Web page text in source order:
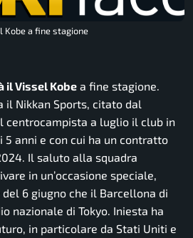
Kobe a fine stagione
il Vissel Kobe a fine stagione.
il Nikkan Sports, citato dal
centrocampista a luglio il club in
anni e con cui ha un contratto
Il saluto alla squadra
in un’occasione speciale,
6 giugno che il Barcellona di
nazionale di Tokyo. Iniesta ha
in particolare da Stati Uniti e